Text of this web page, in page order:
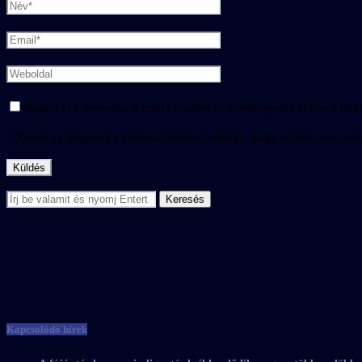
Mentse el a nevemet, e-mail címemet és webhelyemet ebben a
* Ennek az űrlapnak a felhasználásával vállalja, hogy adatait ezen
Kapcsolódó hírek